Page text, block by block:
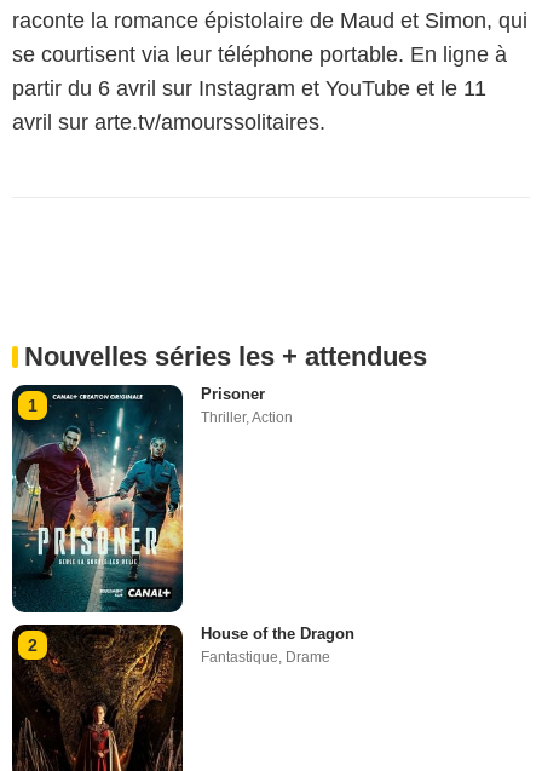
raconte la romance épistolaire de Maud et Simon, qui
se courtisent via leur téléphone portable. En ligne à
partir du 6 avril sur Instagram et YouTube et le 11
avril sur arte.tv/amourssolitaires.
Nouvelles séries les + attendues
1
Prisoner
Thriller,Action
2
House of the Dragon
Fantastique, Drame